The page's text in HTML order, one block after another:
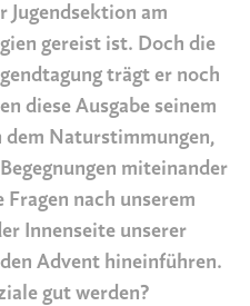
am
gereist ist. Doch die
trägt er noch
diese Ausgabe seinem
Naturstimmungen,
miteinander
nach unserem
Innenseite unserer
Advent hineinführen.
gut werden?